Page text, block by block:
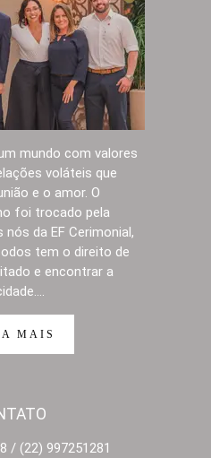
mundo com valores
voláteis que
e o amor. O
foi trocado pela
nós da EF Cerimonial,
tem o direito de
e encontrar a
MAIS
/ (22) 997251281